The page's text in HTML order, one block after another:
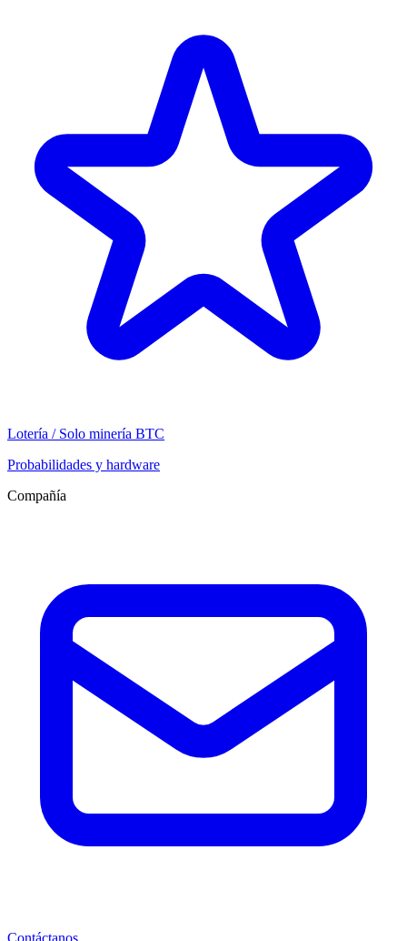
Lotería / Solo minería BTC
Probabilidades y hardware
Compañía
Contáctanos